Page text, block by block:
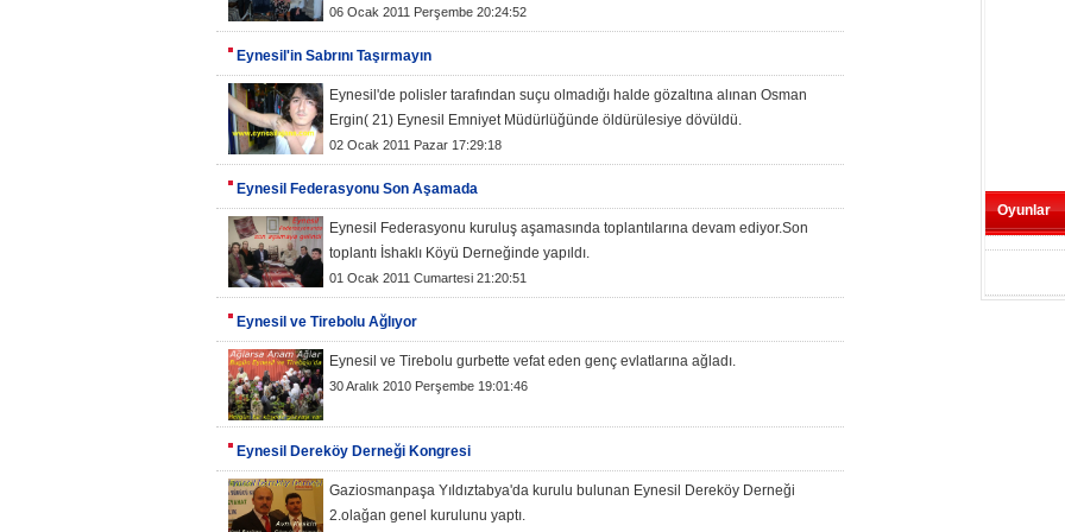
06 Ocak 2011 Perşembe 20:24:52
Eynesil'in Sabrını Taşırmayın
Eynesil'de polisler tarafından suçu olmadığı halde gözaltına alınan Osman
Ergin( 21) Eynesil Emniyet Müdürlüğünde öldürülesiye dövüldü.
02 Ocak 2011 Pazar 17:29:18
Eynesil Federasyonu Son Aşamada
Eynesil Federasyonu kuruluş aşamasında toplantılarına devam ediyor.Son
toplantı İshaklı Köyü Derneğinde yapıldı.
01 Ocak 2011 Cumartesi 21:20:51
Eynesil ve Tirebolu Ağlıyor
Eynesil ve Tirebolu gurbette vefat eden genç evlatlarına ağladı.
30 Aralık 2010 Perşembe 19:01:46
Eynesil Dereköy Derneği Kongresi
Gaziosmanpaşa Yıldıztabya'da kurulu bulunan Eynesil Dereköy Derneği
2.olağan genel kurulunu yaptı.
Oyunlar